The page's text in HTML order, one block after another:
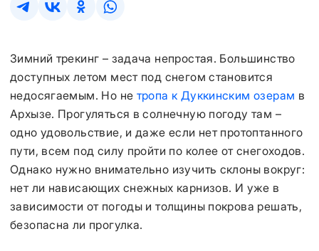
Зимний трекинг – задача непростая. Большинство
доступных летом мест под снегом становится
недосягаемым. Но не тропа к Дуккинским озерам в
Архызе. Прогуляться в солнечную погоду там –
одно удовольствие, и даже если нет протоптанного
пути, всем под силу пройти по колее от снегоходов.
Однако нужно внимательно изучить склоны вокруг:
нет ли нависающих снежных карнизов. И уже в
зависимости от погоды и толщины покрова решать,
безопасна ли прогулка.